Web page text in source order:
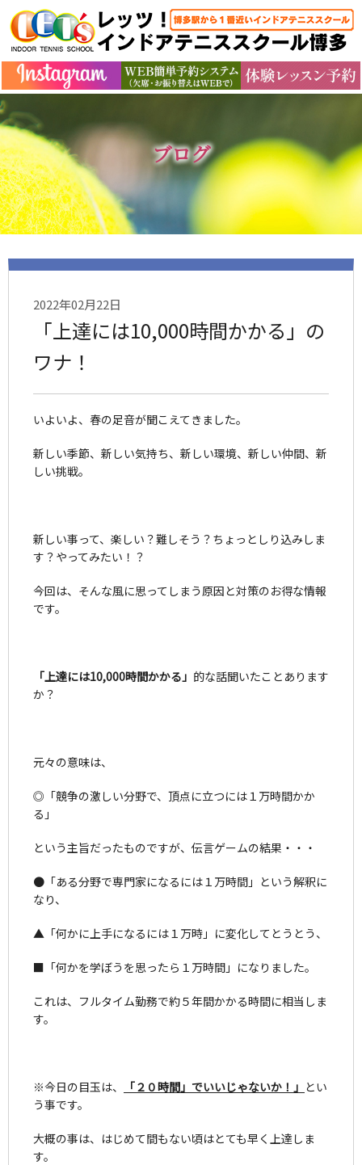
ブログ
2022年02月22日
「上達には10,000時間かかる」の
ワナ！
いよいよ、春の足音が聞こえてきました。
新しい季節、新しい気持ち、新しい環境、新しい仲間、新
しい挑戦。
新しい事って、楽しい？難しそう？ちょっとしり込みしま
す？やってみたい！？
今回は、そんな風に思ってしまう原因と対策のお得な情報
です。
「上達には10,000時間かかる」 的な話聞いたことあります
か？
元々の意味は、
◎「競争の激しい分野で、頂点に立つには１万時間かか
る」
という主旨だったものですが、伝言ゲームの結果・・・
●「ある分野で専門家になるには１万時間」という解釈に
なり、
▲「何かに上手になるには１万時」に変化してとうとう、
■「何かを学ぼうを思ったら１万時間」になりました。
これは、フルタイム勤務で約５年間かかる時間に相当しま
す。
※今日の目玉は、 「２０時間」でいいじゃないか！」 とい
う事です。
大概の事は、はじめて間もない頃はとても早く上達しま
す。